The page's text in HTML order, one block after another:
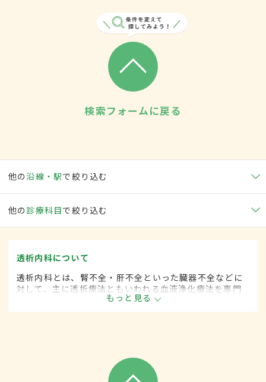
検索フォームに戻る
他の沿線・駅で絞り込む
他の 診療科目で絞り込む
透析内科について
透析内科とは、腎不全・肝不全といった臓器不全などに
対して、主に透析療法ともいわれる血液浄化療法を専門
的に取り扱う内科の一領域です。
もっと見る